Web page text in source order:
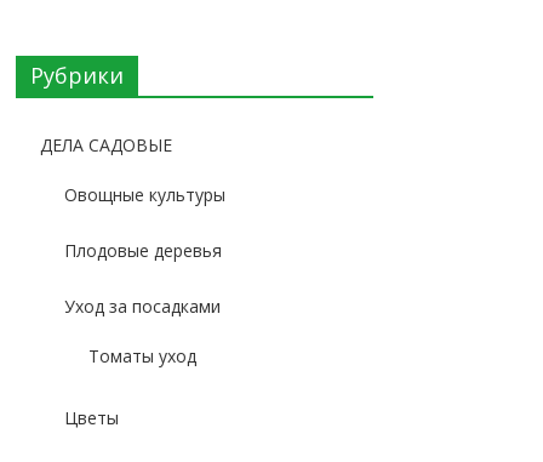
Рубрики
ДЕЛА САДОВЫЕ
Овощные культуры
Плодовые деревья
Уход за посадками
Томаты уход
Цветы